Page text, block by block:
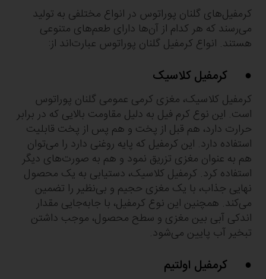
کرمفیل‌های گلنان پوراتوس در انواع مختلفی به تولید
می‌رسند که هر کدام از آن‌‌ها دارای طعم‌های متنوعی
هستند. انواع کرمفیل گلنان پوراتوس عبارت‌اند از:
● کرمفیل کلاسیک
کرمفیل کلاسیک، مغزی کرمی عمومی گلنان پوراتوس
است. این نوع کرم فیل به دلیل مقاومت بالایی که در برابر
حرارت دارد، هم قبل از پخت و هم پس از پخت قابلیت
استفاده دارد. این کرمفیل که پایه روغنی دارد را می‌توان
هم به عنوان مغزی تزریق نمود و هم به صورت‌های دیگر
استفاده کرد. کرمفیل کلاسیک، دستیابی به یک محصول
نهایی جذاب، با یک مغزی حجیم و بی‌نظیر را تضمین
می‌کند. همچنین این نوع کرمفیل، با جابه‌جایی مقدار
اندکی آبی بین مغزی و سطح محصول، موجب داشتن
تبخیر آب پایین می‌شود.
● کرمفیل اولتیم